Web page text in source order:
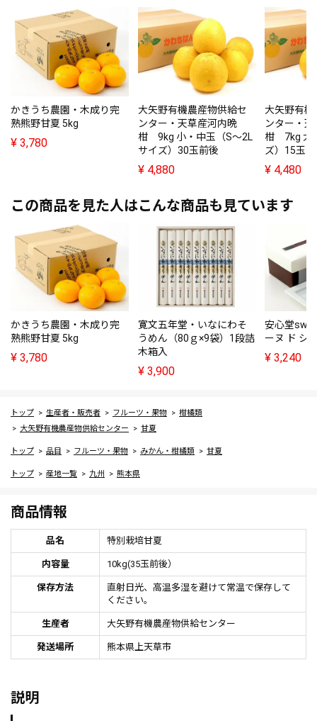
かきうち農園・木成り完
熟熊野甘夏 5kg
¥ 3,780
大矢野有機農産物供給セ
ンター・天草産河内晩
柑 9kg 小・中玉（S～2L
サイズ）30玉前後
¥ 4,880
大矢野有
ンター・
柑 7kg 大
ズ）15玉
¥ 4,480
この商品を見た人はこんな商品も見ています
かきうち農園・木成り完
熟熊野甘夏 5kg
¥ 3,780
寛文五年堂・いなにわそ
うめん（80ｇ×9袋）1段詰
木箱入
¥ 3,900
安心堂
ーヌ ド シ
¥ 3,240
トップ 生産者・販売者 フルーツ・果物
柑橘類
大矢野有機農産物供給センター
甘夏
トップ 品目 フルーツ・果物 みかん・柑橘類 甘夏
トップ 産地一覧 九州 熊本県
商品情報
品名 特別栽培甘夏
内容量 10kg(35玉前後）
保存方法
直射日光、高温多湿を避けて常温で保存して
ください。
生産者 大矢野有機農産物供給センター
発送場所 熊本県上天草市
説明